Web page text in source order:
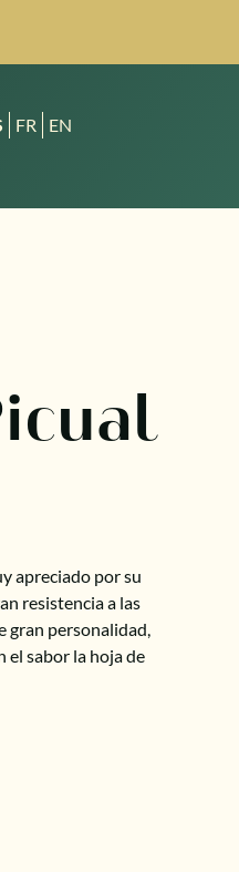
EN
FR
apreciado por su
resistencia a las
gran personalidad,
el sabor la hoja de